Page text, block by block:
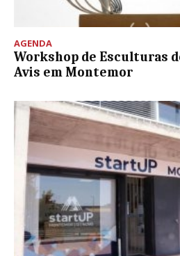
AGENDA
Workshop de Esculturas
Avis em Montemor